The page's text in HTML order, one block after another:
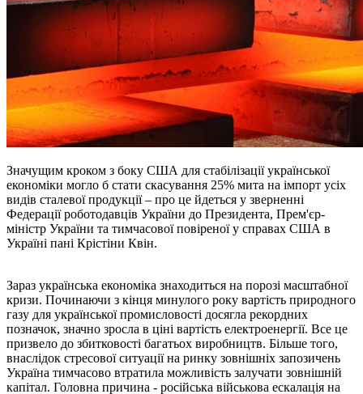
Значущим кроком з боку США для стабілізації української
економіки могло б стати скасування 25% мита на імпорт усіх
видів сталевої продукції – про це йдеться у зверненні
Федерації роботодавців України до Президента, Прем'єр-
міністр України та тимчасової повіреної у справах США в
Україні пані Крістіни Квін.
Зараз українська економіка знаходиться на порозі масштабної
кризи. Починаючи з кінця минулого року вартість природного
газу для української промисловості досягла рекордних
позначок, значно зросла в ціні вартість електроенергії. Все це
призвело до збитковості багатьох виробництв. Більше того,
внаслідок стресової ситуації на ринку зовнішніх запозичень
Україна тимчасово втратила можливість залучати зовнішній
капітал. Головна причина - російська військова ескалація на